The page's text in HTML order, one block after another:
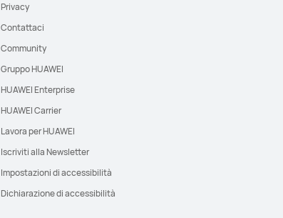
Privacy
Contattaci
Community
Gruppo HUAWEI
HUAWEI Enterprise
HUAWEI Carrier
Lavora per HUAWEI
Iscriviti alla Newsletter
Impostazioni di accessibilità
Dichiarazione di accessibilità